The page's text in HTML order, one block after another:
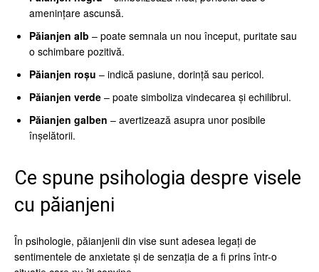
amenințare ascunsă.
Păianjen alb – poate semnala un nou început, puritate sau
o schimbare pozitivă.
Păianjen roșu – indică pasiune, dorință sau pericol.
Păianjen verde – poate simboliza vindecarea și echilibrul.
Păianjen galben – avertizează asupra unor posibile
înșelătorii.
Ce spune psihologia despre visele
cu păianjeni
În psihologie, păianjenii din vise sunt adesea legați de
sentimentele de anxietate și de senzația de a fi prins într-o